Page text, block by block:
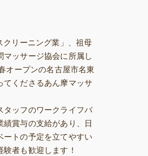
クリーニング業」、祖母
ッサージ協会に所属し
オープンの名古屋市名東
てくださるあん摩マッサ
タッフのワークライフバ
賞与の支給があり、日
ートの予定を立てやすい
者も歓迎します！